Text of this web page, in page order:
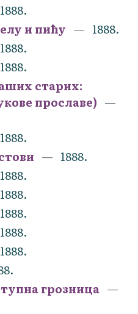
1888.
и пићу
1888.
1888.
1888.
старих:
прославе)
1888.
1888.
1888.
1888.
1888.
1888.
1888.
грозница